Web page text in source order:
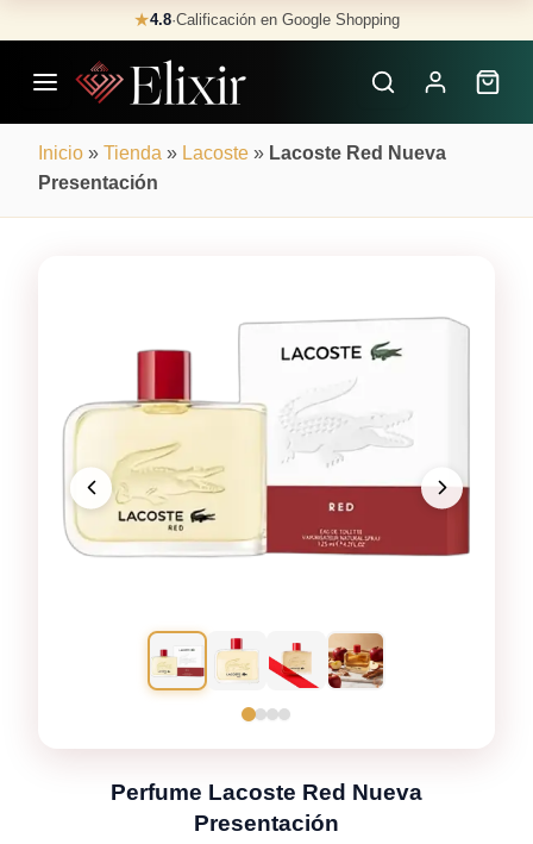
to
content
★4.8·Calificación en Google Shopping
Inicio » Tienda » Lacoste » Lacoste Red Nueva
Presentación
Perfume Lacoste Red Nueva
Presentación